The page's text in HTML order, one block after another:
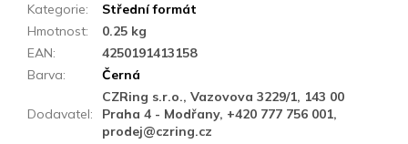
Kategorie:
Střední formát
Hmotnost:
0.25 kg
EAN:
4250191413158
Barva: Černá
Dodavatel:
CZRing s.r.o., Vazovova 3229/1, 143 00
Praha 4 - Modřany, +420 777 756 001,
prodej@czring.cz